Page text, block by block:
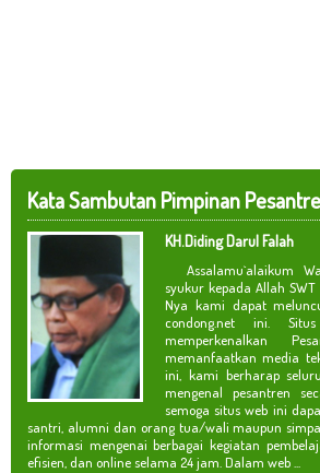
Kata Sambutan Pimpinan
KH.Diding Darul Falah
Assalamu`alaikum
syukur kepada Allah
Nya kami dapat
condong.net ini.
memperkenalkan
memanfaatkan media
ini, kami berharap
mengenal pesantren
semoga situs web ini
santri, alumni dan orang tua/wali maupun
informasi mengenai berbagai kegiatan
efisien, dan online selama 24 jam. Dalam web ...